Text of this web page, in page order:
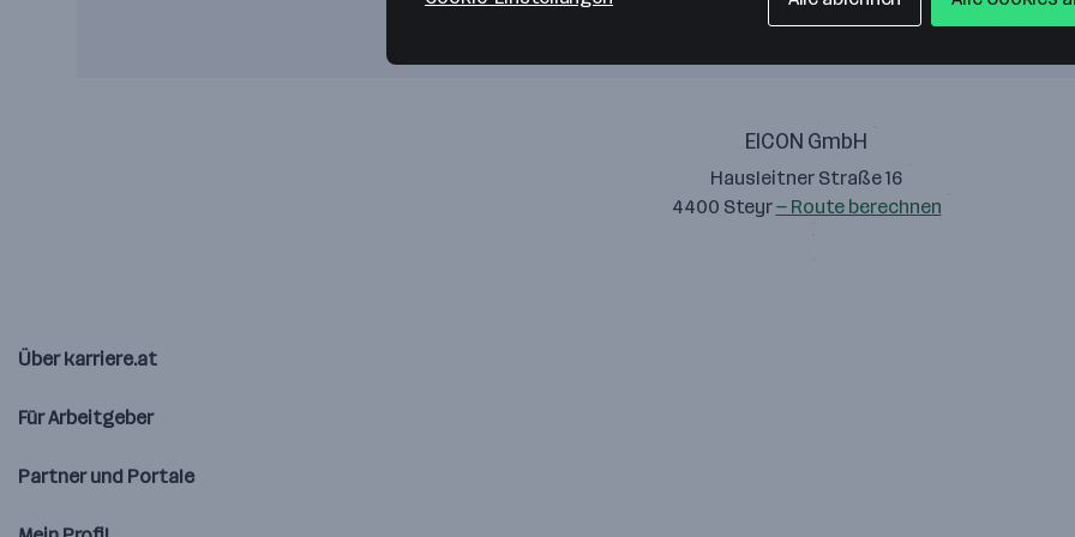
EICON GmbH
Hausleitner Straße 16
4400 Steyr— Route berechnen
Über karriere.at
Für Arbeitgeber
Partner und Portale